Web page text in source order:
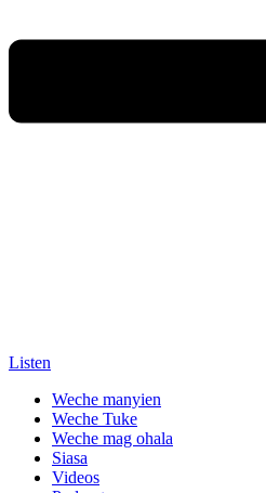
Listen
Weche manyien
Weche Tuke
Weche mag ohala
Siasa
Videos